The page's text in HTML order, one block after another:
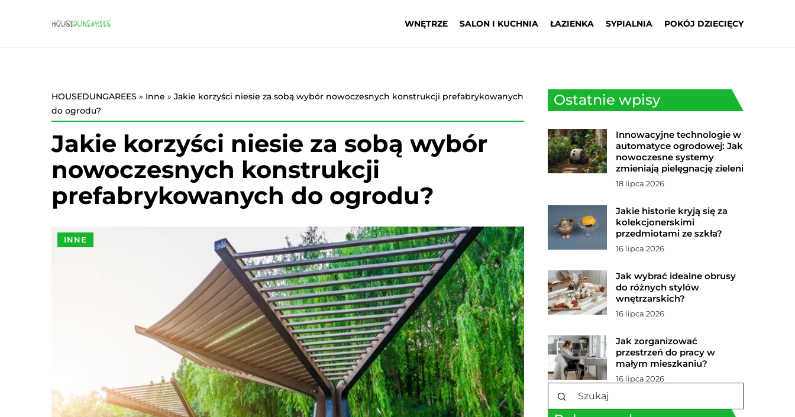
WNĘTRZE SALON I KUCHNIA ŁAZIENKA SYPIALNIA POKÓJ DZIECIĘCY
HOUSEDUNGAREES » Inne » Jakie korzyści niesie za sobą wybór nowoczesnych konstrukcji prefabrykowanych
do ogrodu?
Jakie korzyści niesie za sobą wybór
nowoczesnych konstrukcji
prefabrykowanych do ogrodu?
INNE
Ostatnie wpisy
Innowacyjne technologie w
automatyce ogrodowej: Jak
nowoczesne systemy
zmieniają pielęgnację zieleni
18 lipca 2026
Jakie historie kryją się za
kolekcjonerskimi
przedmiotami ze szkła?
16 lipca 2026
Jak wybrać idealne obrusy
do różnych stylów
wnętrzarskich?
16 lipca 2026
Jak zorganizować
przestrzeń do pracy w
małym mieszkaniu?
16 lipca 2026